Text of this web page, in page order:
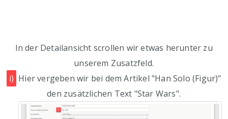
In der Detailansicht scrollen wir etwas herunter zu
unserem Zusatzfeld.
i) Hier vergeben wir bei dem Artikel "Han Solo (Figur)"
den zusätzlichen Text "Star Wars".